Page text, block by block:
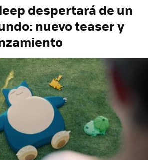
despertará de un
nuevo teaser y